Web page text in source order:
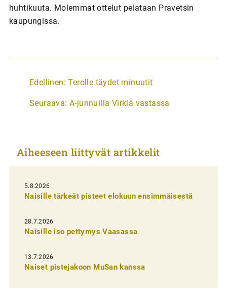
huhtikuuta. Molemmat ottelut pelataan Pravetsin
kaupungissa.
A
t
k
e
l
i
e
n
e
Edellinen: Terolle täydet minuutit
Seuraava: A-junnuilla Virkiä vastassa
Aiheeseen liittyvät artikkelit
5.8.2026
Naisille tärkeät pisteet elokuun ensimmäisestä
28.7.2026
Naisille iso pettymys Vaasassa
13.7.2026
Naiset pistejakoon MuSan kanssa